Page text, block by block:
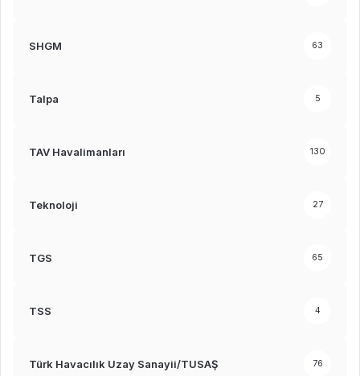
SHGM 63
Talpa 5
TAV Havalimanları 130
Teknoloji 27
TGS 65
TSS 4
Türk Havacılık Uzay Sanayii/TUSAŞ 76